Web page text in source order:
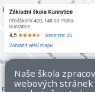
Naše škola
webových